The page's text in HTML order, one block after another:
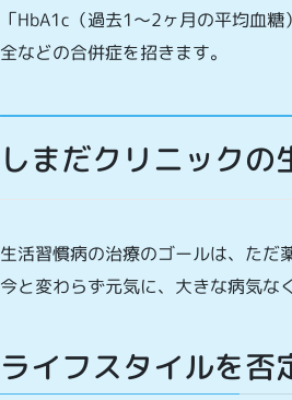
「HbA1c（過去1〜2ヶ月の平均血
全などの合併症を招きます。
しまだクリニックの
生活習慣病の治療のゴールは、た
今と変わらず元気に、大きな病気な
ライフスタイルを否